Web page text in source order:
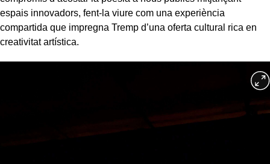
espais innovadors, fent-la viure com una experiència
compartida que impregna Tremp d’una oferta cultural rica en
creativitat artística.